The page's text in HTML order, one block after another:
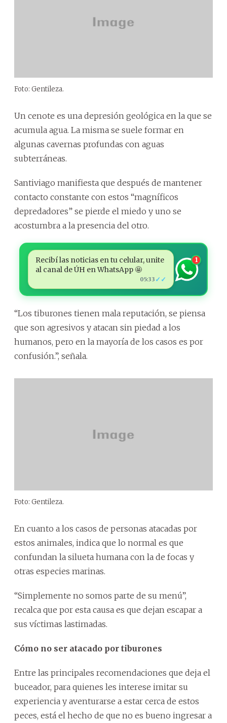
Foto: Gentileza.
Un cenote es una depresión geológica en la que se
acumula agua. La misma se suele formar en
algunas cavernas profundas con aguas
subterráneas.
Santiviago manifiesta que después de mantener
contacto constante con estos “magníficos
depredadores” se pierde el miedo y uno se
acostumbra a la presencia del otro.
Recibí las noticias en tu celular, unite
al canal de ÚH en WhatsApp 🤩
05:33 ✓✓
1
“Los tiburones tienen mala reputación, se piensa
que son agresivos y atacan sin piedad a los
humanos, pero en la mayoría de los casos es por
confusión.”, señala.
Foto: Gentileza.
En cuanto a los casos de personas atacadas por
estos animales, indica que lo normal es que
confundan la silueta humana con la de focas y
otras especies marinas.
“Simplemente no somos parte de su menú”,
recalca que por esta causa es que dejan escapar a
sus víctimas lastimadas.
Cómo no ser atacado por tiburones
Entre las principales recomendaciones que deja el
buceador, para quienes les interese imitar su
experiencia y aventurarse a estar cerca de estos
peces, está el hecho de que no es bueno ingresar a